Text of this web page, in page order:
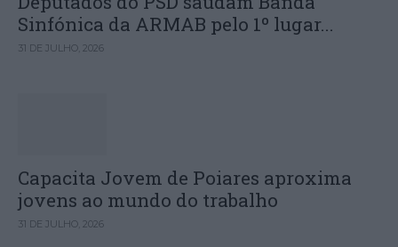
Sinfónica da ARMAB pelo 1º lugar...
31 DE JULHO, 2026
Capacita Jovem de Poiares aproxima
jovens ao mundo do trabalho
31 DE JULHO, 2026